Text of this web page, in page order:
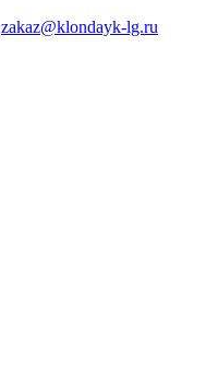
zakaz@klondayk-lg.ru